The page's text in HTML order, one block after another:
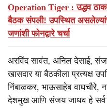
Operation Tiger : उद्धव
बैठक संपली! उपस्थित
जणांशी फोनद्वारे चर्चा
अरविंद सावंत, अनिल देसाई,
खासदार या बैठकीला प्रत्यक्ष
निंबाळकर, भाऊसाहेब वाघचौरे,
देशमुख आणि संजय जाधव हे सर्व